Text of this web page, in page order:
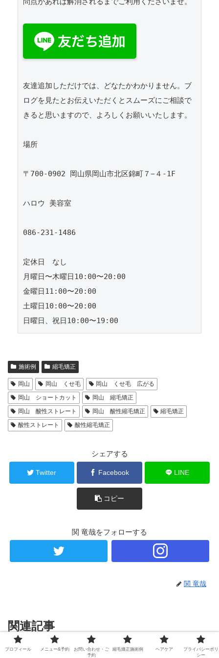
友達追加しただけでは、どなたかわかりません。ブ
ログを見たとお伝えいただくとスムーズにご相談で
きると思いますので、よろしくお願いいたします。
場所
〒700-0902 岡山県岡山市北区錦町７−４-1F
ハロウ 美容室
086-231-1486
定休日　なし
月曜日〜木曜日10:00〜20:00
金曜日11:00〜20:00
土曜日10:00〜20:00
施術例 縮毛矯正
岡山 岡山 くせ毛
岡山 くせ毛 広がる
岡山 ショートカット
岡山 縮毛矯正
岡山 酸性ストレート
岡山 酸性縮毛矯正
縮毛矯正
酸性ストレート
酸性縮毛矯正
シェアする
Twitter Facebook LINE
コピー
関 竜哉をフォローする
関 竜哉
関連記事
縮毛矯正してバッサリと外ハネス
プロフィール メニュー&予約
お問い合わせ・ご
予約
縮毛矯正施術例 ヘアケア
プライバシーポリ
シー